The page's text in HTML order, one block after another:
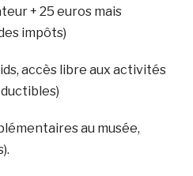
+ 25 euros mais
impôts)
accès libre aux activités
au musée,